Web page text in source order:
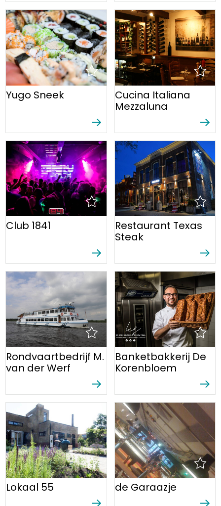
Yugo Sneek
Cucina Italiana
Mezzaluna
Club 1841
Restaurant Texas
Steak
Rondvaartbedrijf M.
van der Werf
Banketbakkerij De
Korenbloem
Lokaal 55 de Garaazje